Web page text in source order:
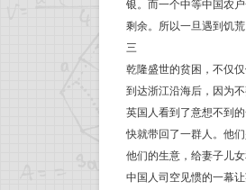
银。而一个中等中国农
剩余。所以一旦遇到饥
三
乾隆盛世的贫困，不仅
到达浙江沿海后，因为
英国人看到了意想不到
快就带回了一群人。他
他们的生意，给妻子儿
中国人司空见惯的一幕